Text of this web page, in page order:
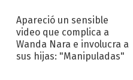
Apareció un sensible
video que complica a
Wanda Nara e involucra a
sus hijas: "Manipuladas"